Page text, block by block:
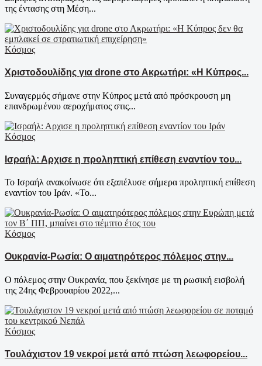
της έντασης στη Μέση...
Κόσμος
Χριστοδουλίδης για drone στο Ακρωτήρι: «Η Κύπρος...
Συναγερμός σήμανε στην Κύπρος μετά από πρόσκρουση μη
επανδρωμένου αεροχήματος στις...
Κόσμος
Ισραήλ: Αρχισε η προληπτική επίθεση εναντίον του...
Το Ισραήλ ανακοίνωσε ότι εξαπέλυσε σήμερα προληπτική επίθεση
εναντίον του Ιράν. «Το...
Κόσμος
Ουκρανία-Ρωσία: Ο αιματηρότερος πόλεμος στην...
Ο πόλεμος στην Ουκρανία, που ξεκίνησε με τη ρωσική εισβολή
της 24ης Φεβρουαρίου 2022,...
Κόσμος
Τουλάχιστον 19 νεκροί μετά από πτώση λεωφορείου...